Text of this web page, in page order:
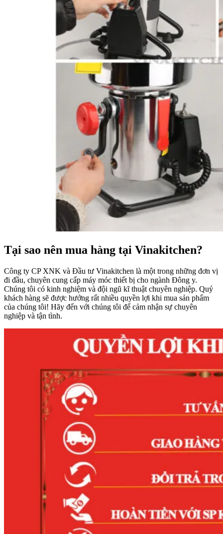
Tại sao nên mua hàng tại Vinakitchen?
Công ty CP XNK và Đầu tư Vinakitchen là một trong những đơn vị
đi đầu, chuyên cung cấp máy móc thiết bị cho ngành Đông y.
Chúng tôi có kinh nghiệm và đội ngũ kĩ thuật chuyên nghiệp. Quý
khách hàng sẽ được hưởng rất nhiều quyền lợi khi mua sản phẩm
của chúng tôi! Hãy đến với chúng tôi để cảm nhận sự chuyên
nghiệp và tận tình.